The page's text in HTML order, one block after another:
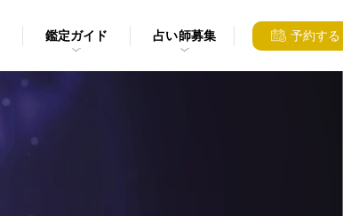
鑑定ガイド 占い師募集 予約する